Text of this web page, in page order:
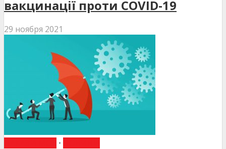
вакцинації проти COVID-19
29 ноября 2021
•